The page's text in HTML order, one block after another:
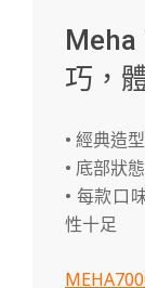
巧，
• 經典造
• 底部狀
• 每款口
性十足